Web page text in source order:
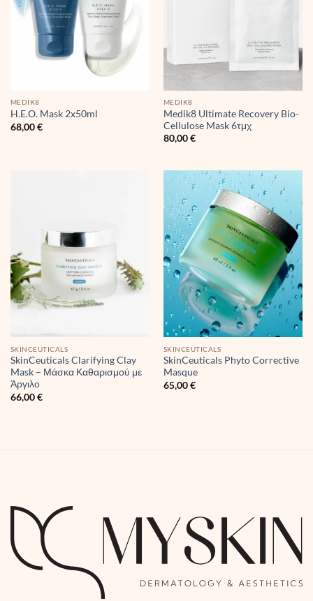
MEDIK8
H.E.O. Mask 2x50ml
68,00€
MEDIK8
Medik8 Ultimate Recovery Bio-
Cellulose Mask 6τμχ
80,00€
SKINCEUTICALS
SkinCeuticals Clarifying Clay
Mask – Μάσκα Καθαρισμού με
Άργιλο
66,00€
SKINCEUTICALS
SkinCeuticals Phyto Corrective
Masque
65,00€